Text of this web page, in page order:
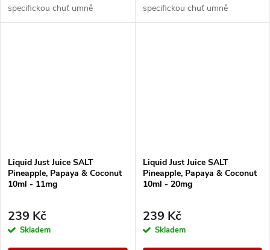
specifickou chuť umně
dokresluje k dokonalosti
specifickou chuť umně
dokresluje k dokonalosti
Liquid Just Juice SALT
Pineapple, Papaya & Coconut
10ml - 11mg
239 Kč
Skladem
Liquid Just Juice SALT
Pineapple, Papaya & Coconut
10ml - 20mg
239 Kč
Skladem